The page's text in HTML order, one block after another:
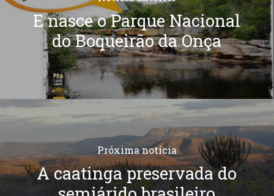
E nasce o Parque Nacional
do Boqueirão da Onça
Próxima notícia
A caatinga preservada do